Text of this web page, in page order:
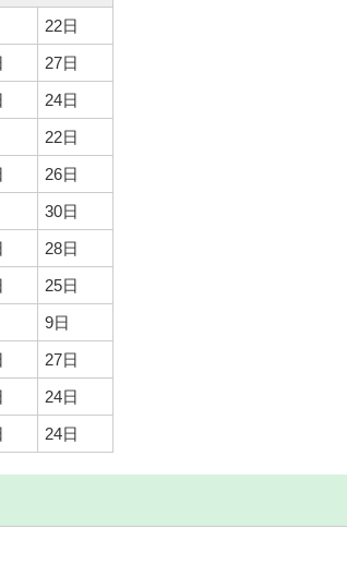
22日
27日
24日
22日
26日
30日
28日
25日
9日
27日
24日
24日